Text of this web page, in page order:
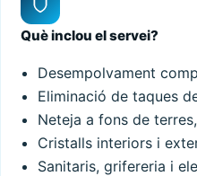
Què inclou el servei?
Desempolvament
Eliminació de taques
Neteja a fons de
Cristalls interiors i
Sanitaris, grifereria i